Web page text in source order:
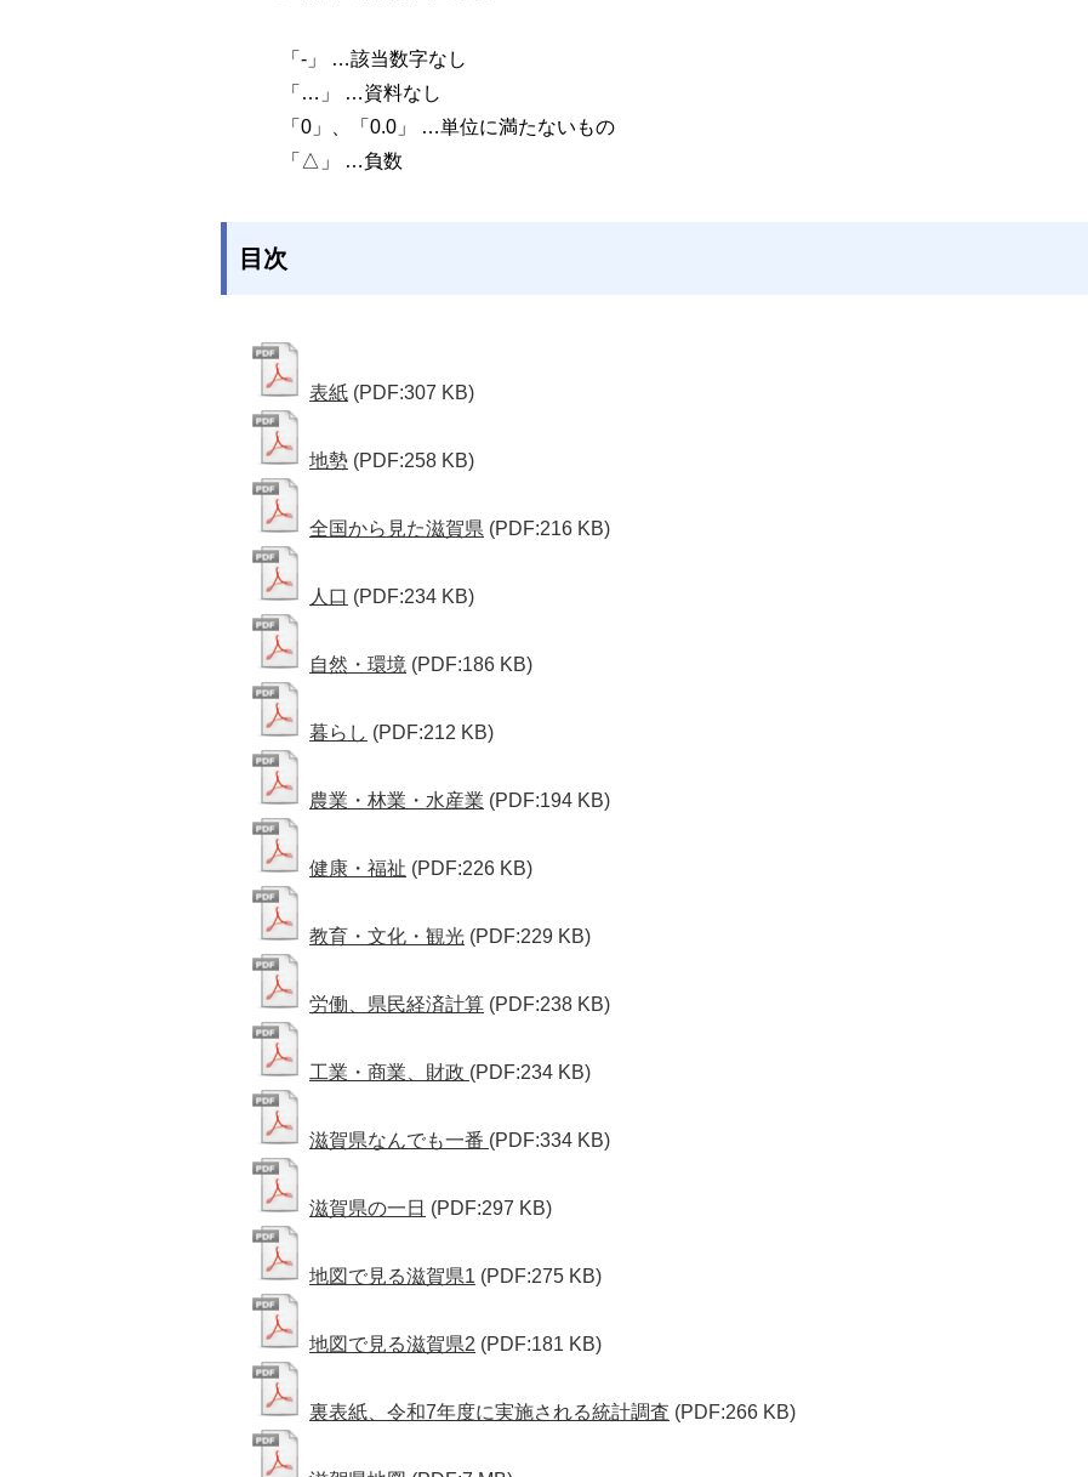
「-」 …該当数字なし
「…」 …資料なし
「0」、「0.0」 …単位に満たないもの
「△」 …負数
目次
表紙 (PDF:307 KB)
地勢 (PDF:258 KB)
全国から見た滋賀県 (PDF:216 KB)
人口 (PDF:234 KB)
自然・環境 (PDF:186 KB)
暮らし (PDF:212 KB)
農業・林業・水産業 (PDF:194 KB)
健康・福祉 (PDF:226 KB)
教育・文化・観光 (PDF:229 KB)
労働、県民経済計算 (PDF:238 KB)
工業・商業、財政 (PDF:234 KB)
滋賀県なんでも一番 (PDF:334 KB)
滋賀県の一日 (PDF:297 KB)
地図で見る滋賀県1 (PDF:275 KB)
地図で見る滋賀県2 (PDF:181 KB)
裏表紙、令和7年度に実施される統計調査 (PDF:266 KB)